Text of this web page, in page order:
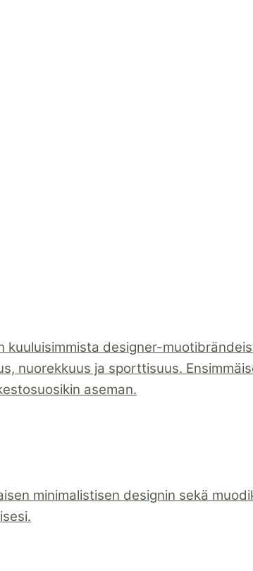
kuuluisimmista designer-
nuorekkuus ja sporttisuus.
aseman.
minimalistisen designin sekä